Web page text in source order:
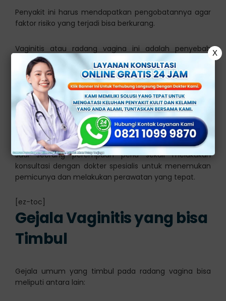
Penyakit ini harus mendapatkan pengobatannya agar
faktor risiko yang terjadi bisa berkurang.
Vaginitis atau radang vagina ini adalah penyebab
gatal, perih, infeksi, dan bengkak pada Miss V.
Penyebabnya pun bisa dari bakteri, jamur, parasit,
maupun virus.
Pemicu yang umum dari penyakit ini adalah bacterial
vaginosis, infeksi jamur, trichomoniasis, dan vaginitis
non infeksius.
Jadi seorang perempuan perlu sekali melakukan
konsultasi dengan dokter spesialis untuk menemukan
pemicunya dan melakukan perawatan yang tepat.
[ez-toc]
Gejala Vaginitis yang bisa
Timbul
Gejala umum yang timbul pada radang vagina bisa
meliputi antara lain:
X